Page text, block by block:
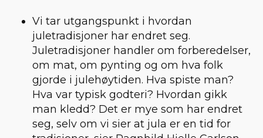
Vi tar utgangspunkt i hvordan
juletradisjoner har endret seg.
Juletradisjoner handler om forberedelser,
om mat, om pynting og om hva folk
gjorde i julehøytiden. Hva spiste man?
Hva var typisk godteri? Hvordan gikk
man kledd? Det er mye som har endret
seg, selv om vi sier at jula er en tid for